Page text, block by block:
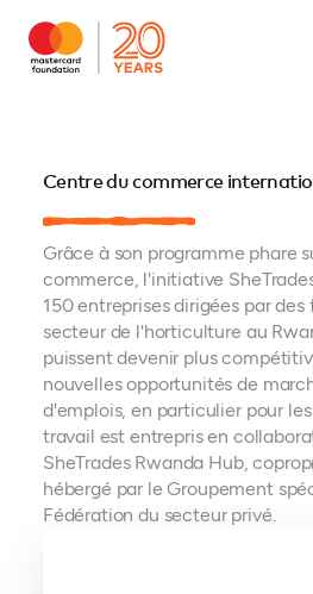
Centre du commerce
Grâce à son programme phare
commerce, l'initiative
150 entreprises dirigées par des
secteur de l'horticulture au
puissent devenir plus
nouvelles opportunités de
d'emplois, en particulier pour
travail est entrepris en
SheTrades Rwanda Hub,
hébergé par le Groupement
Fédération du secteur privé.